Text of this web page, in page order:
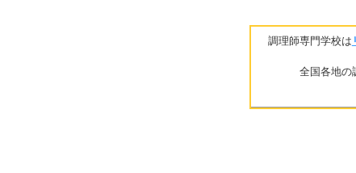
調理師専門学校は
全国各地の